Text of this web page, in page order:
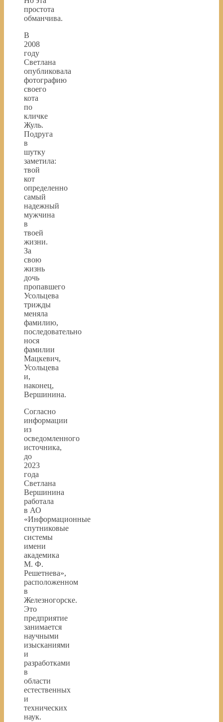
простота
обманчива.
В
2008
году
Светлана
опубликовала
фотографию
своего
кота
по
кличке
Жуль.
Подруга
в
шутку
заметила:
твой
кот
определенно
самый
надежный
мужчина
в
твоей
жизни.
За
свою
жизнь
дочь
пропавшего
Усольцева
трижды
меняла
фамилию,
последовательно
нося
фамилии
Мацкевич,
Усольцева
и,
наконец,
Вершинина.
Согласно
информации
из
осведомленного
источника,
до
2023
года
Светлана
Вершинина
работала
в АО
«Информационные
спутниковые
системы
имени
академика
М. Ф.
Решетнева»,
расположенном
в
Железногорске.
Это
предприятие
занимается
научными
изысканиями
и
разработками
в
области
естественных
и
технических
наук.